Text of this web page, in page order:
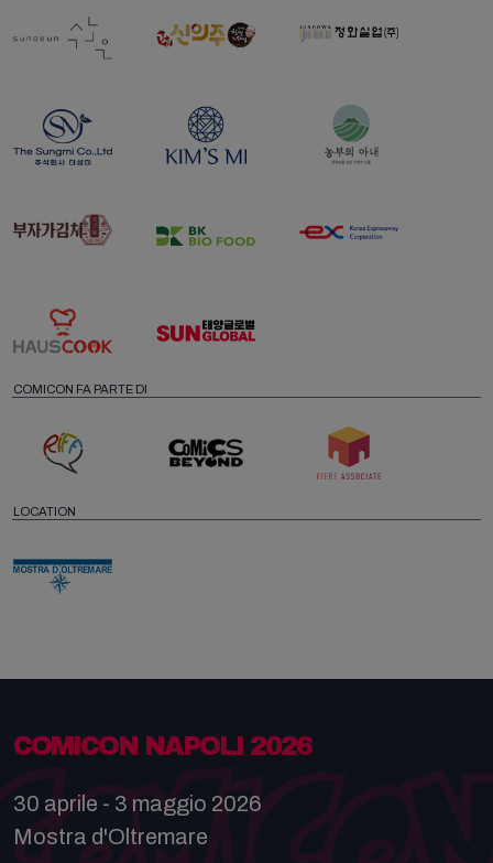
COMICON FA PARTE DI
LOCATION
COMICON NAPOLI 2026
30 aprile - 3 maggio 2026
Mostra d'Oltremare